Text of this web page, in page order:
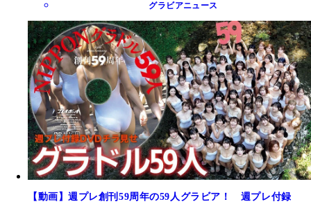
グラビアニュース
【動画】週プレ創刊59周年の59人グラビア！ 週プレ付録